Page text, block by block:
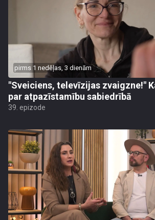
pirms 1 nedēļas, 3 dienām
"Sveiciens, televīzijas zvaigzne!"
par atpazīstamību sabiedrībā
39. epizode